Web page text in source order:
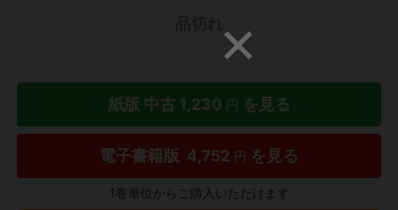
紙版 中古 1,230 円 を見る
電子書籍版 4,752 円 を見る
1巻単位からご購入いただけます